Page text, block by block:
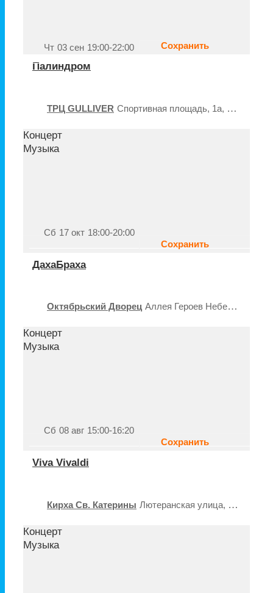
Сохранить
Палиндром
Чт 03 сен 19:00-22:00
ТРЦ GULLIVER Спортивная площадь, 1a, Киев
Концерт
Музыка
Сохранить
ДахаБраха
Сб 17 окт 18:00-20:00
Октябрьский Дворец Аллея Героев Небесной Сотни, 1, Киев
Концерт
Музыка
Сохранить
Viva Vivaldi
Сб 08 авг 15:00-16:20
Кирха Св. Катерины Лютеранская улица, 22, Киев
Концерт
Музыка